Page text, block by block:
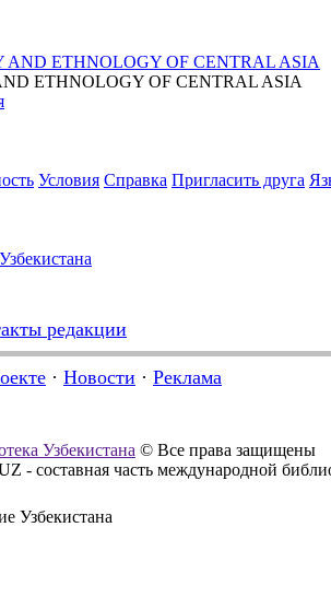
AND ETHNOLOGY OF CENTRAL ASIA
ETHNOLOGY OF CENTRAL ASIA
Условия Справка Пригласить друга
редакции
· Новости · Реклама
Узбекистана © Все права защищены
- составная часть международной
Узбекистана